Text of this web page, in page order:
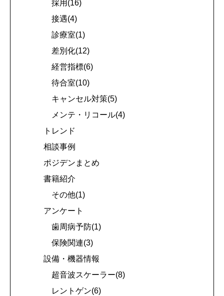
採用(16)
接遇(4)
診療室(1)
差別化(12)
経営指標(6)
待合室(10)
キャンセル対策(5)
メンテ・リコール(4)
トレンド
相談事例
ポジデンまとめ
書籍紹介
その他(1)
アンケート
歯周病予防(1)
保険関連(3)
設備・機器情報
超音波スケーラー(8)
レントゲン(6)